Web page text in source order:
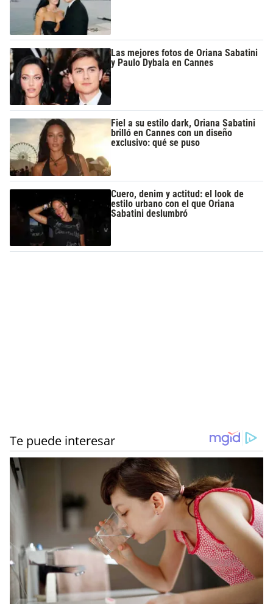
Las mejores fotos de Oriana Sabatini
y Paulo Dybala en Cannes
Fiel a su estilo dark, Oriana Sabatini
brilló en Cannes con un diseño
exclusivo: qué se puso
Cuero, denim y actitud: el look de
estilo urbano con el que Oriana
Sabatini deslumbró